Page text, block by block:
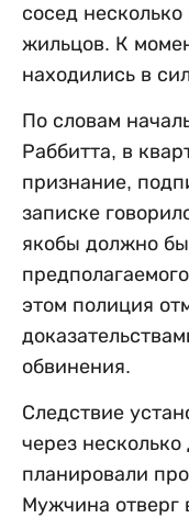
сосед
жильцов. К
находились в
По словам
Раббитта, в
признание,
записке
якобы должно
этом полиция
обвинения.
Следствие
через
планировали
Мужчина отверг